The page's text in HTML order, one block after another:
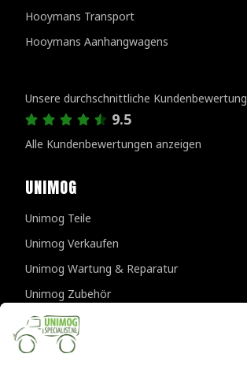
Hooymans Transport
Hooymans Aanhangwagens
Unsere durchschnittliche Kundenbewertung
9.5
Alle Kundenbewertungen anzeigen
UNIMOG
Unimog Teile
Unimog Verkaufen
Unimog Wartung & Reparatur
Unimog Zubehör
Unimog APK-prufungen
KONTAKTDATEN